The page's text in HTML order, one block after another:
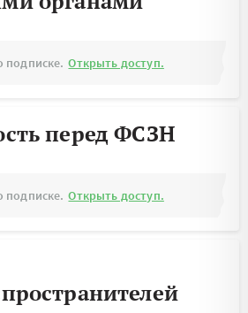
подписке. Открыть доступ.
перед ФСЗН
подписке. Открыть доступ.